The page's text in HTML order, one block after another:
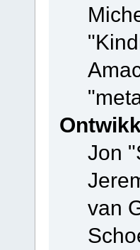
Jon
van